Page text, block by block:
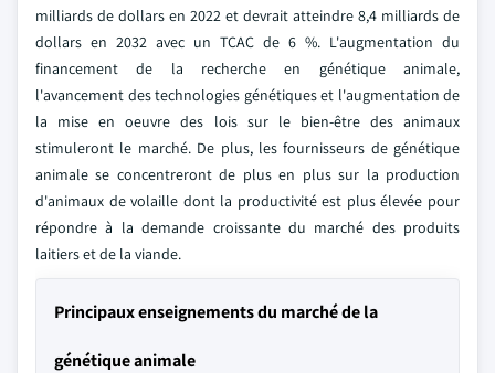
milliards de dollars en 2022 et devrait atteindre 8,4 milliards de
dollars en 2032 avec un TCAC de 6 %. L'augmentation du
financement de la recherche en génétique animale,
l'avancement des technologies génétiques et l'augmentation de
la mise en oeuvre des lois sur le bien-être des animaux
stimuleront le marché. De plus, les fournisseurs de génétique
animale se concentreront de plus en plus sur la production
d'animaux de volaille dont la productivité est plus élevée pour
répondre à la demande croissante du marché des produits
laitiers et de la viande.
Principaux enseignements du marché de la
génétique animale